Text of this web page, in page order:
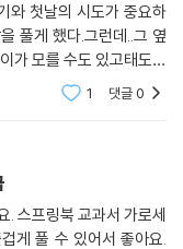
와 첫날의 시도가 중요하
풀게 했다.그런데..그 옆
가 모를 수도 있고태도가
빠의 참견에그날 이후로
1 댓글0
. 스프링북 교과서 가로세
게 풀 수 있어서 좋아요.